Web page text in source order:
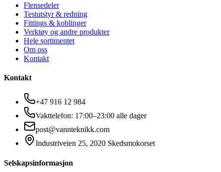
Flensedeler
Testutstyr & redning
Fittings & koblinger
Verktøy og andre produkter
Hele sortimentet
Om oss
Kontakt
Kontakt
+47 916 12 984
Vakttelefon: 17:00–23:00 alle dager
post@vannteknikk.com
Industriveien 25, 2020 Skedsmokorset
Selskapsinformasjon